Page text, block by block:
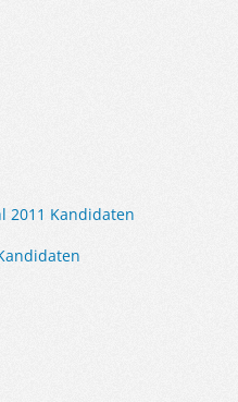
2011 Kandidaten